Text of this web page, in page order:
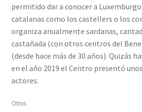
permitido dar a conocer a
catalanas como los castellers o los
organiza anualmente sardanas,
castañada (con otros centros del
(desde hace más de 30 años). Quizás
en el año 2019 el Centro presentó unos
actores.
Otros